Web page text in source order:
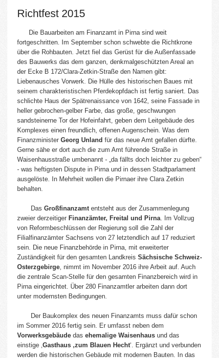
Richtfest 2015
Die Bauarbeiten am Finanzamt in Pirna sind weit
fortgeschritten. Im September schon schwebte die Richtkrone
über die Rohbauten. Jetzt fiel das Gerüst für die Außenfassade
des Bauwerks das dem ganzen, denkmalgeschützten Areal an
der Ecke B 172/Clara-Zetkin-Straße den Namen gibt:
Liebenausches Vorwerk. Die Hülle des historischen Baues mit
seinem charakteristischen Pferdekopfdach ist fertig saniert. Das
schlichte Haus der Spätrenaissance von 1642, seine Fassade in
heller gebrochen-gelber Farbe, das große, geschwungen
sandsteinerne Tor der Hofeinfahrt, geben dem Leitgebäude des
Komplexes einen freundlich, offenen Augenschein. Was dem
Finanzminister Georg Unland für das neue Amt gefallen dürfte.
Gerne sähe er dort auch die zum Amt führende Straße in
Waisenhausstraße umbenannt - „da fällts doch leichter zu geben“
- was heftigsten Dispute in Pirna und in dessen Stadtparlament
ausgelöste. In Mehrheit wollen die Pirnaer ihre Clara Zetkin
behalten.
Das Großfinanzamt entsteht aus der Zusammenlegung
zweier derzeitiger Finanzämter, Freital und Pirna . Im Vollzug
von Reformbeschlüssen der Regierung soll die Zahl der
Filialfinanzämter Sachsens von 27 letztendlich auf 17 reduziert
sein. Die neue Finanzbehörde in Pirna, mit erweiterter
Zuständigkeit für den gesamten Landkreis Sächsische Schweiz-
Osterzgebirge , nimmt im November 2016 ihre Arbeit auf. Auch
die zentrale Scan-Stelle für den gesamten Finanzbereich wird in
Pirna eingerichtet. Über 280 Finanzamtler arbeiten dann dort
unter modernsten Bedingungen.
Der Baukomplex des neuen Finanzamts muss dafür schon
im Sommer 2016 fertig sein. Er umfasst neben dem
Vorwerksgebäude das ehemalige Waisenhaus und das
einstige ‚ Gasthaus ‚zum Blauen Hecht‘. Ergänzt und verbunden
werden die historischen Gebäude mit modernen Bauten. In das